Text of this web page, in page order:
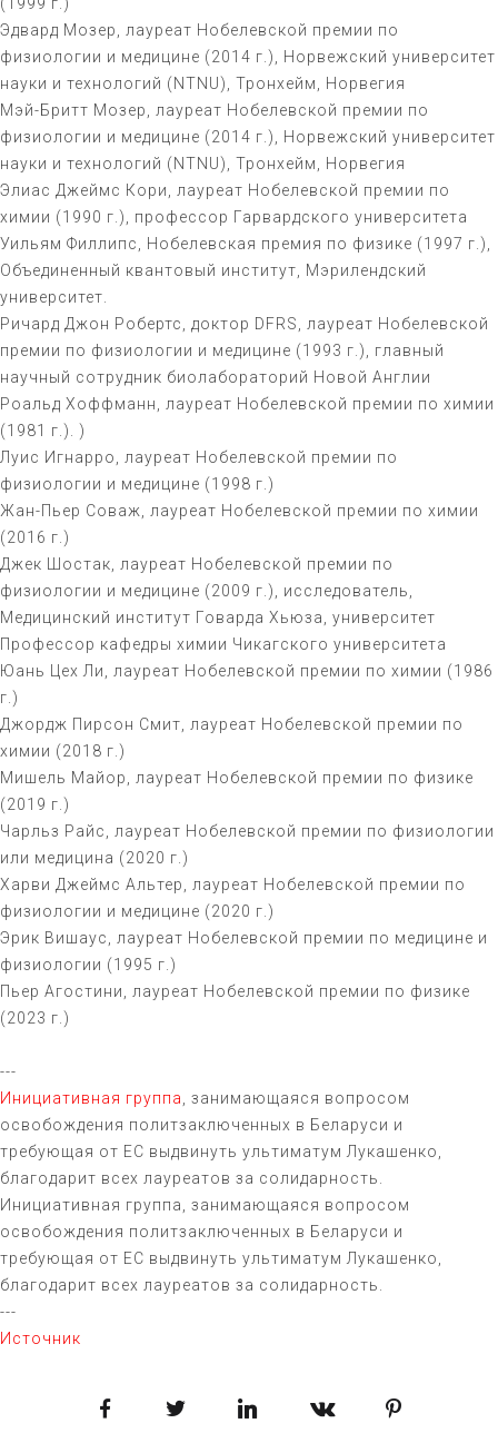
Эдвард Мозер, лауреат Нобелевской премии по
физиологии и медицине (2014 г.), Норвежский университет
науки и технологий (NTNU), Тронхейм, Норвегия
Мэй-Бритт Мозер, лауреат Нобелевской премии по
физиологии и медицине (2014 г.), Норвежский университет
науки и технологий (NTNU), Тронхейм, Норвегия
Элиас Джеймс Кори, лауреат Нобелевской премии по
химии (1990 г.), профессор Гарвардского университета
Уильям Филлипс, Нобелевская премия по физике (1997 г.),
Объединенный квантовый институт, Мэрилендский
университет.
Ричард Джон Робертс, доктор DFRS, лауреат Нобелевской
премии по физиологии и медицине (1993 г.), главный
научный сотрудник биолабораторий Новой Англии
Роальд Хоффманн, лауреат Нобелевской премии по химии
(1981 г.). )
Луис Игнарро, лауреат Нобелевской премии по
физиологии и медицине (1998 г.)
Жан-Пьер Соваж, лауреат Нобелевской премии по химии
(2016 г.)
Джек Шостак, лауреат Нобелевской премии по
физиологии и медицине (2009 г.), исследователь,
Медицинский институт Говарда Хьюза, университет
Профессор кафедры химии Чикагского университета
Юань Цех Ли, лауреат Нобелевской премии по химии (1986
г.)
Джордж Пирсон Смит, лауреат Нобелевской премии по
химии (2018 г.)
Мишель Майор, лауреат Нобелевской премии по физике
(2019 г.)
Чарльз Райс, лауреат Нобелевской премии по физиологии
или медицина (2020 г.)
Харви Джеймс Альтер, лауреат Нобелевской премии по
физиологии и медицине (2020 г.)
Эрик Вишаус, лауреат Нобелевской премии по медицине и
физиологии (1995 г.)
Пьер Агостини, лауреат Нобелевской премии по физике
(2023 г.)
---
Инициативная группа
, занимающаяся вопросом
освобождения политзаключенных в Беларуси и
требующая от ЕС выдвинуть ультиматум Лукашенко,
благодарит всех лауреатов за солидарность.
Инициативная группа, занимающаяся вопросом
освобождения политзаключенных в Беларуси и
требующая от ЕС выдвинуть ультиматум Лукашенко,
благодарит всех лауреатов за солидарность.
---
Источник
Facebook Twitter LinkedIn VKontakte